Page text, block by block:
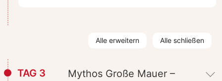
Alle erweitern Alle schließen
TAG 3
Mythos Große Mauer –